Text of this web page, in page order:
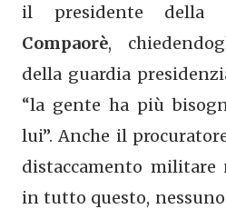
il presidente della
Compaorè,
della guardia
“la gente ha più
lui”. Anche il
distaccamento militare
in tutto questo,